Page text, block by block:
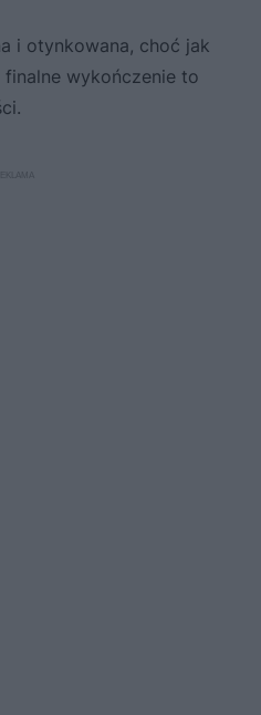
i otynkowana, choć jak
finalne wykończenie to